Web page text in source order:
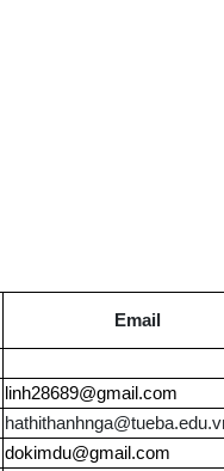
Email
linh28689@gmail.com
dokimdu@gmail.com